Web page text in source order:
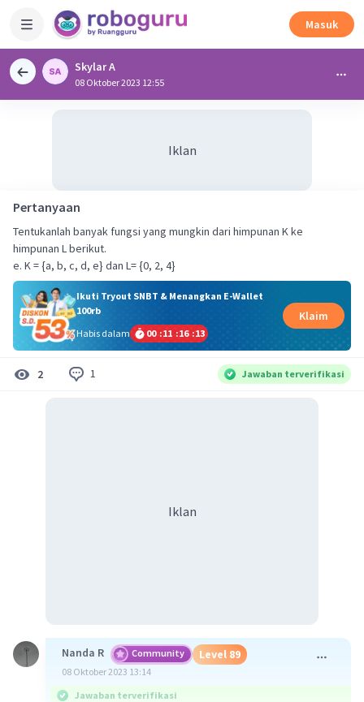
Masuk
Skylar A
08 Oktober 2023 12:55
Iklan
Pertanyaan
Tentukanlah banyak fungsi yang mungkin dari himpunan K ke
himpunan L berikut.
e. K = {a, b, c, d, e} dan L= {0, 2, 4}
Ikuti Tryout SNBT & Menangkan E-Wallet
100rb
Habis dalam
00 :11 :16 :12
Klaim
2 1 Jawaban terverifikasi
Iklan
Nanda R Community Level 89
08 Oktober 2023 13:14
Jawaban terverifikasi